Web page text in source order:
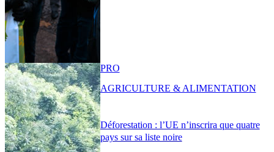
Déforestation : l’UE n’inscrira que quatre
pays sur sa liste noire
PRO
AGRICULTURE & ALIMENTATION